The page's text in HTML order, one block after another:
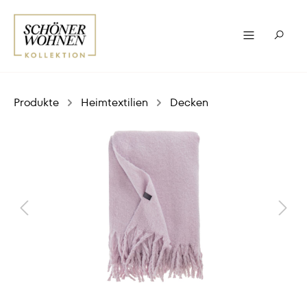
Produkte Heimtextilien Decken